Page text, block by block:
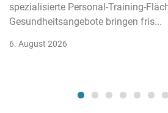
spezialisierte Personal-Training-
Gesundheitsangebote bringen fris...
6. August 2026